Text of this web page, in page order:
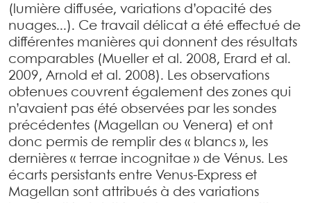
(lumière diffusée, variations d’opacité des
nuages...). Ce travail délicat a été effectué de
différentes manières qui donnent des résultats
comparables (Mueller et al. 2008, Erard et al.
2009, Arnold et al. 2008). Les observations
obtenues couvrent également des zones qui
n’avaient pas été observées par les sondes
précédentes (Magellan ou Venera) et ont
donc permis de remplir des « blancs », les
dernières « terrae incognitae » de Vénus. Les
écarts persistants entre Venus-Express et
Magellan sont attribués à des variations